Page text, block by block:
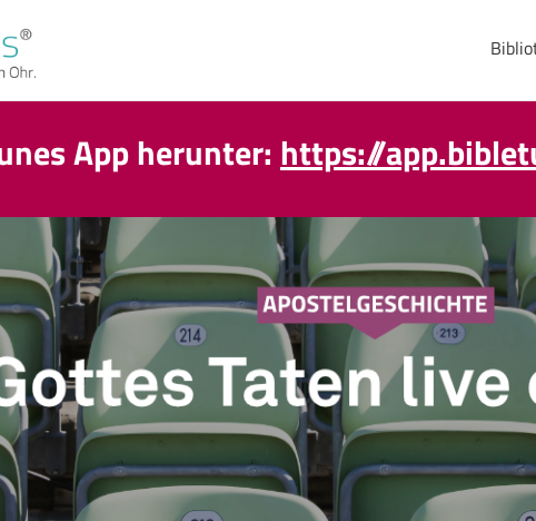
App herunter: https://